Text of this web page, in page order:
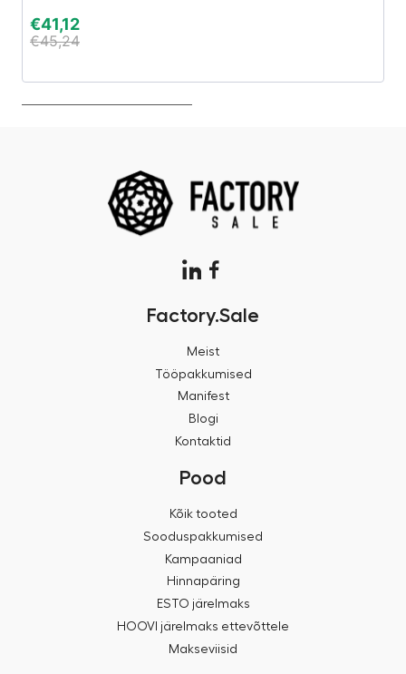
€41,12
€45,24
Factory.Sale
Meist
Tööpakkumised
Manifest
Blogi
Kontaktid
Pood
Kõik tooted
Sooduspakkumised
Kampaaniad
Hinnapäring
ESTO järelmaks
HOOVI järelmaks ettevõttele
Makseviisid